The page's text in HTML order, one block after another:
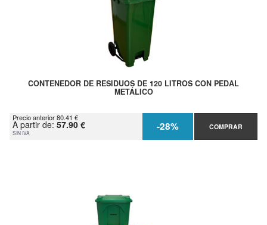
CONTENEDOR DE RESIDUOS DE 120 LITROS CON PEDAL
METÁLICO
Precio anterior 80.41 €
A partir de: 57.90 €
SIN IVA -28% COMPRAR